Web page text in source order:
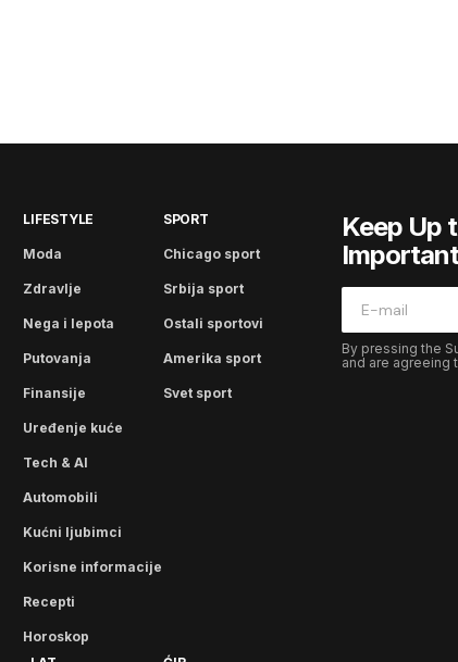
LIFESTYLE
Moda
Zdravlje
Nega i lepota
Putovanja
Finansije
Uređenje kuće
Tech & AI
Automobili
Kućni ljubimci
Korisne informacije
Recepti
Horoskop
SPORT
Chicago sport
Srbija sport
Ostali sportovi
Amerika sport
Svet sport
Keep Up
By pressing the
and are agreeing